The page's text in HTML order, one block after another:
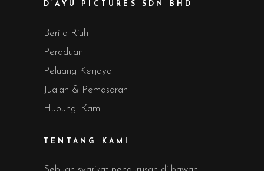
D’AYU PICTURES SDN BHD
Berita Riuh
Peraduan
Peluang Kerjaya
Jualan & Pemasaran
Hubungi Kami
TENTANG KAMI